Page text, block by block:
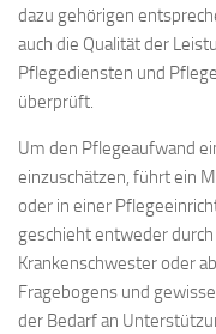
dazu gehörigen
auch die Qualität der
Pflegediensten und
überprüft.
Um den Pflegeaufwand
einzuschätzen, führt ein
oder in einer
geschieht entweder
Krankenschwester oder
Fragebogens und
der Bedarf an